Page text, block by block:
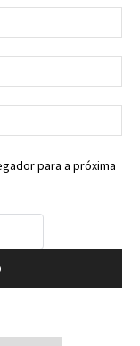
para a próxima